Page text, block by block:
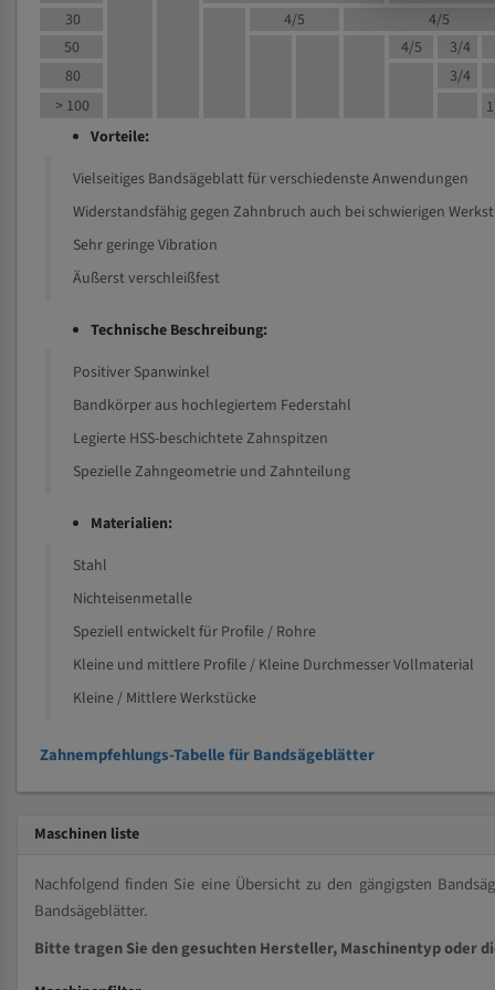
30
4/5 4/5
50
4/5 3/4
80
3/4
> 100
Vorteile:
Vielseitiges Bandsägeblatt für verschiedenste Anwendungen
Widerstandsfähig gegen Zahnbruch auch bei schwierigen
Sehr geringe Vibration
Äußerst verschleißfest
Technische Beschreibung:
Positiver Spanwinkel
Bandkörper aus hochlegiertem Federstahl
Legierte HSS-beschichtete Zahnspitzen
Spezielle Zahngeometrie und Zahnteilung
Materialien:
Stahl
Nichteisenmetalle
Speziell entwickelt für Profile / Rohre
Kleine und mittlere Profile / Kleine Durchmesser Vollmaterial
Kleine / Mittlere Werkstücke
Zahnempfehlungs-Tabelle für Bandsägeblätter
Maschinen liste
Nachfolgend finden Sie eine Übersicht zu den gängigsten
Bandsägeblätter.
Bitte tragen Sie den gesuchten Hersteller, Maschinentyp oder